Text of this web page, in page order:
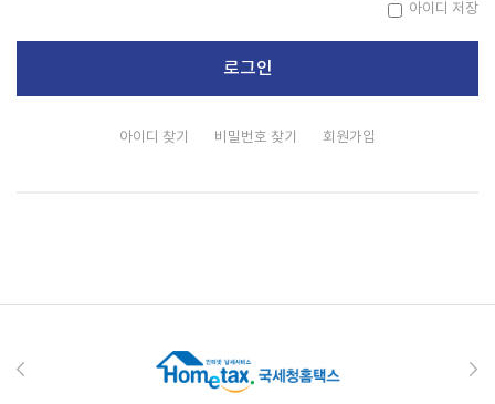
아이디 저장
아이디 찾기 비밀번호 찾기 회원가입